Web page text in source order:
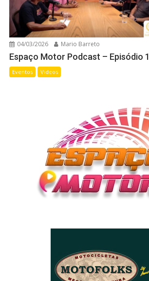
04/03/2026 Mario Barreto
Espaço Motor Podcast – Episódio 1
Eventos Videos